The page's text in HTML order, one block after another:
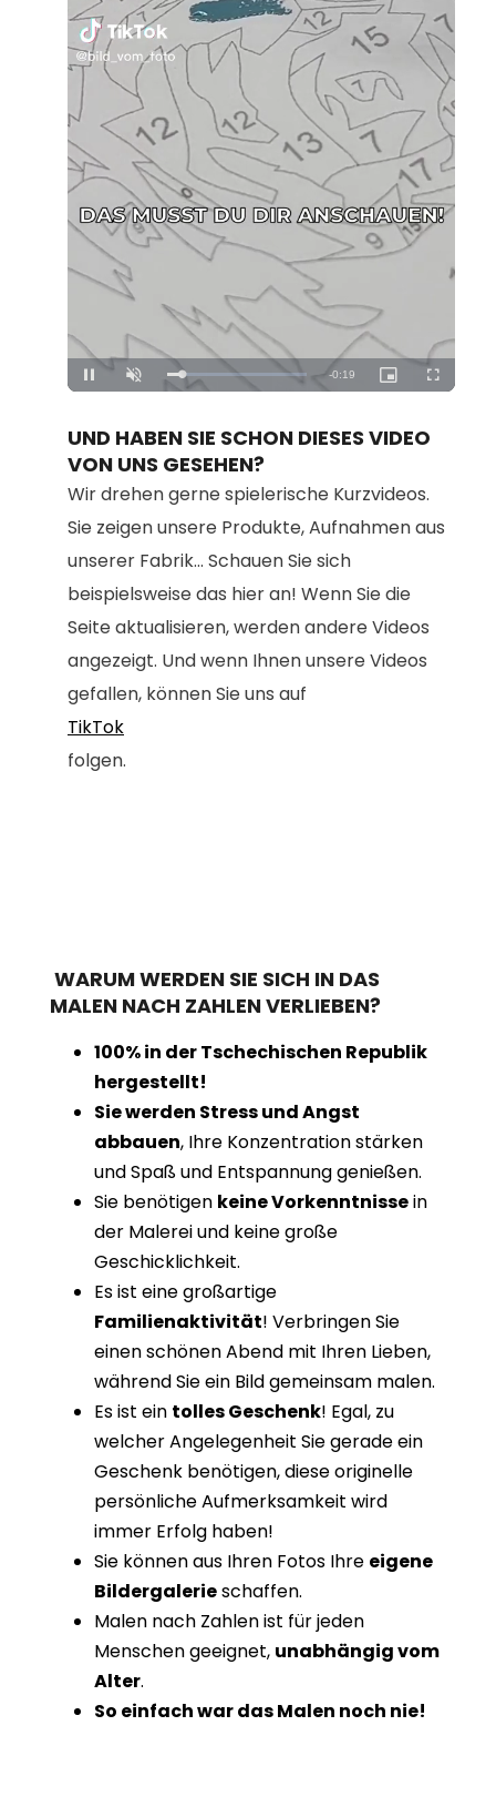
Unmute Loaded:
100.00%
UND HABEN SIE SCHON DIESES VIDEO
VON UNS GESEHEN?
Wir drehen gerne spielerische Kurzvideos.
Sie zeigen unsere Produkte, Aufnahmen aus
unserer Fabrik... Schauen Sie sich
beispielsweise das hier an! Wenn Sie die
Seite aktualisieren, werden andere Videos
angezeigt. Und wenn Ihnen unsere Videos
gefallen, können Sie uns auf
TikTok
folgen.
WARUM WERDEN SIE SICH IN DAS
MALEN NACH ZAHLEN VERLIEBEN?
100% in der Tschechischen Republik
hergestellt!
Sie werden Stress und Angst
abbauen, Ihre Konzentration stärken
und Spaß und Entspannung genießen.
Sie benötigen keine Vorkenntnissein
der Malerei und keine große
Geschicklichkeit.
Es ist eine großartige
Familienaktivität! Verbringen Sie
einen schönen Abend mit Ihren Lieben,
während Sie ein Bild gemeinsam malen.
Es ist ein tolles Geschenk! Egal, zu
welcher Angelegenheit Sie gerade ein
Geschenk benötigen, diese originelle
persönliche Aufmerksamkeit wird
immer Erfolg haben!
Sie können aus Ihren Fotos Ihre eigene
Bildergalerieschaffen.
Malen nach Zahlen ist für jeden
Menschen geeignet, unabhängig vom
Alter.
So einfach war das Malen noch nie!